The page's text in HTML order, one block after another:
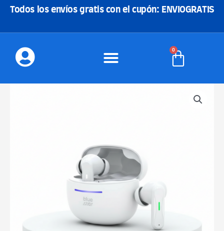
Todos los envíos gratis con el cupón: ENVIOGRATIS
0
Carrito